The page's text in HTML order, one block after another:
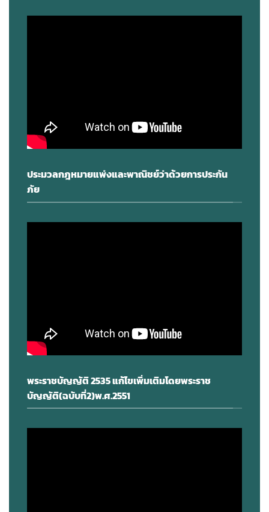
ประมวลกฎหมายแพ่งและพาณิชย์ว่าด้วยการประกัน
ภัย
พระราชบัญญัติ 2535 แก้ไขเพิ่มเติมโดยพระราช
บัญญัติ(ฉบับที่2)พ.ศ.2551